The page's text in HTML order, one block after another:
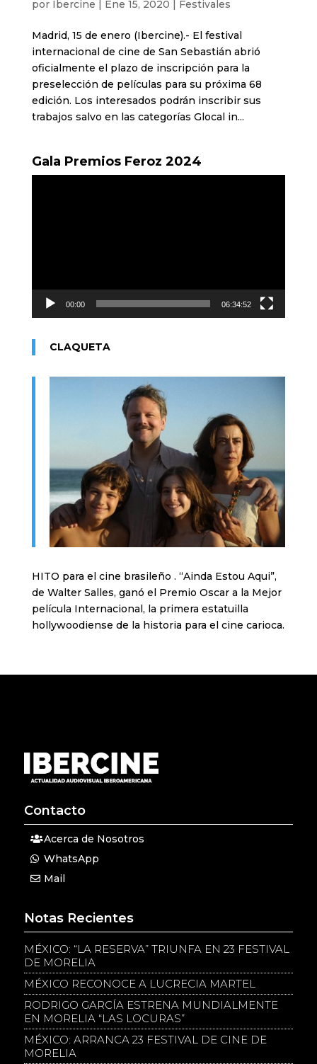
por Ibercine | Ene 15, 2020 | Festivales
Madrid, 15 de enero (Ibercine).- El festival
internacional de cine de San Sebastián abrió
oficialmente el plazo de inscripción para la
preselección de películas para su próxima 68
edición. Los interesados podrán inscribir sus
trabajos salvo en las categorías Glocal in...
Gala Premios Feroz 2024
00:00 06:34:52
CLAQUETA
HITO para el cine brasileño . “Ainda Estou Aqui”,
de Walter Salles, ganó el Premio Oscar a la Mejor
película Internacional, la primera estatuilla
hollywoodiense de la historia para el cine carioca.
Contacto
Acerca de Nosotros
WhatsApp
Mail
Notas Recientes
MÉXICO: “LA RESERVA” TRIUNFA EN 23 FESTIVAL
DE MORELIA
MÉXICO RECONOCE A LUCRECIA MARTEL
RODRIGO GARCÍA ESTRENA MUNDIALMENTE
EN MORELIA “LAS LOCURAS”
MÉXICO: ARRANCA 23 FESTIVAL DE CINE DE
MORELIA